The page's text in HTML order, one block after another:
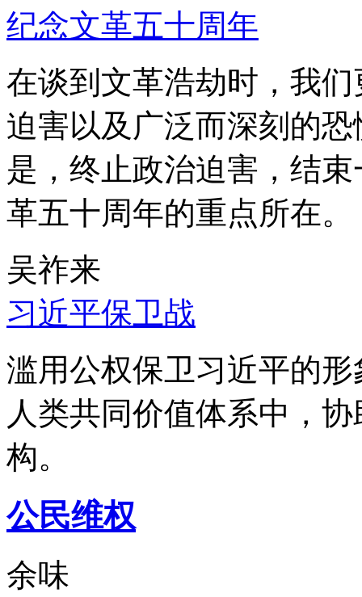
纪念文革五十周年
在谈到文革浩劫时，我
迫害以及广泛而深刻的
是，终止政治迫害，结
革五十周年的重点所在。
吴祚来
习近平保卫战
滥用公权保卫习近平的
人类共同价值体系中，
构。
公民维权
余味